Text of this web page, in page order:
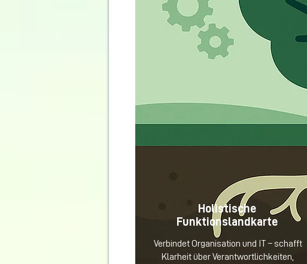
Holistische
Funktionslandkarte
Verbindet Organisation und IT – schafft
Klarheit über Verantwortlichkeiten,